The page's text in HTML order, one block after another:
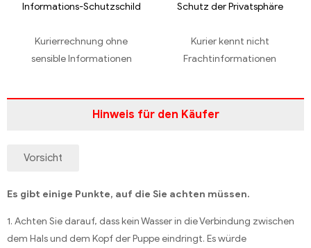
Informations-Schutzschild
Kurierrechnung ohne
sensible Informationen
Schutz der Privatsphäre
Kurier kennt nicht
Frachtinformationen
Hinweis für den Käufer
Vorsicht
Es gibt einige Punkte, auf die Sie achten müssen.
1. Achten Sie darauf, dass kein Wasser in die Verbindung zwischen
dem Hals und dem Kopf der Puppe eindringt. Es würde